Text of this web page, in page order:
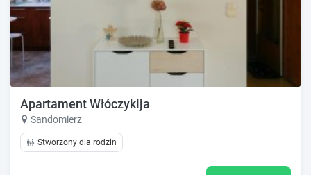
Apartament Włóczykija
Sandomierz
Stworzony dla rodzin